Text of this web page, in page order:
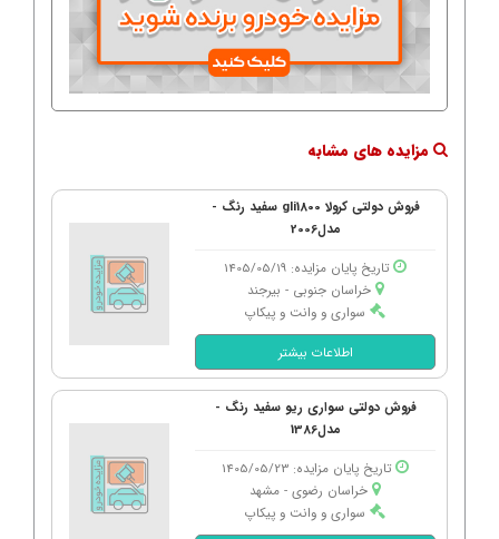
مزایده های مشابه
فروش دولتی کرولا gli1800 سفید رنگ -
مدل2006
تاریخ پایان مزایده: 1405/05/19
خراسان جنوبی - بیرجند
سواری و وانت و پیکاپ
اطلاعات بیشتر
فروش دولتی سواری ریو سفید رنگ -
مدل1386
تاریخ پایان مزایده: 1405/05/23
خراسان رضوی - مشهد
سواری و وانت و پیکاپ